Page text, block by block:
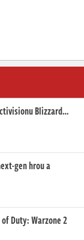
Blizzard…
gen hrou a
Duty: Warzone 2